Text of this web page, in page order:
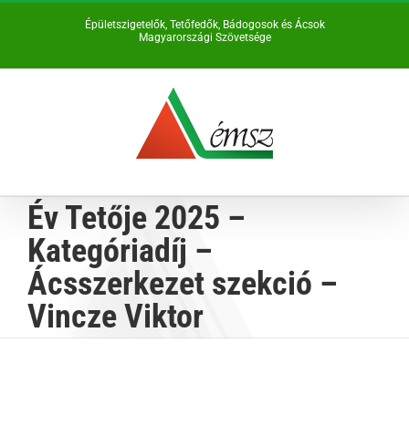
Épületszigetelők, Tetőfedők, Bádogosok és Ácsok
Magyarországi Szövetsége
Év Tetője 2025 –
Kategóriadíj –
Ácsszerkezet szekció –
Vincze Viktor